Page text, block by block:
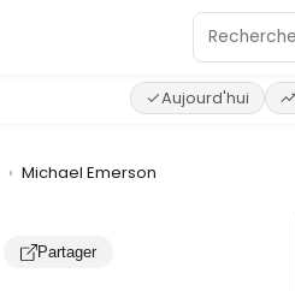
Aujourd'hui
› Michael Emerson
Partager